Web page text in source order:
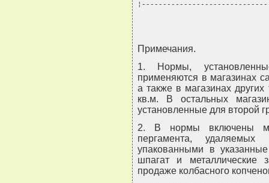
Примечания.
1. Нормы,
применяются в магазинах
а также в магазинах
кв.м. В остальных
установленные для второй
2. В нормы включены
пергамента,
упакованными в
шпагат и металлические
продаже колбасного